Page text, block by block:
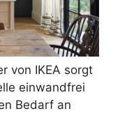
von IKEA sorgt
einwandfrei
Bedarf an